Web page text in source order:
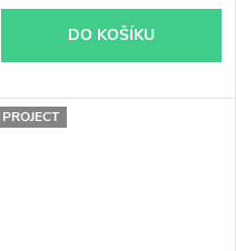
DO KOŠÍKU
PROJECT